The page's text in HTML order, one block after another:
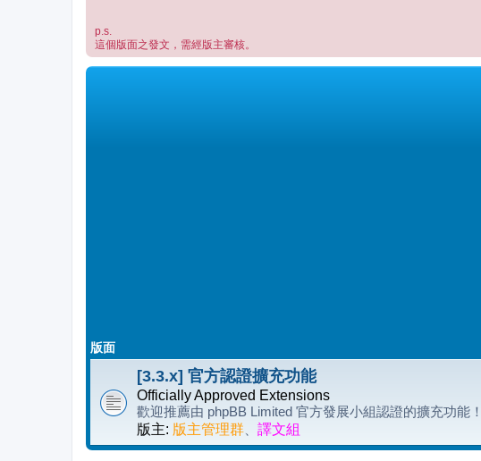
p.s.
這個版面之發文，需經版主審核。
版面
[3.3.x] 官方認證擴充功能
Officially Approved Extensions
歡迎推薦由 phpBB Limited 官方發展小組認證的擴充功能！
版主: 版主管理群 譯文組